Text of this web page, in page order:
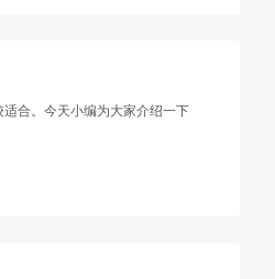
合。今天小编为大家介绍一下